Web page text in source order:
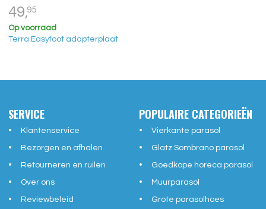
49,95
Op voorraad
Terra Easyfoot adapterplaat
SERVICE
Klantenservice
Bezorgen en afhalen
Retourneren en ruilen
Over ons
Reviewbeleid
POPULAIRE CATEGORIEËN
Vierkante parasol
Glatz Sombrano parasol
Goedkope horeca parasol
Muurparasol
Grote parasolhoes